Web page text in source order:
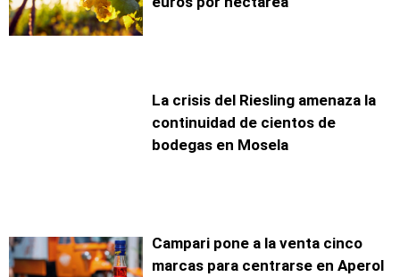
La crisis del Riesling amenaza la
continuidad de cientos de
bodegas en Mosela
Campari pone a la venta cinco
marcas para centrarse en Aperol